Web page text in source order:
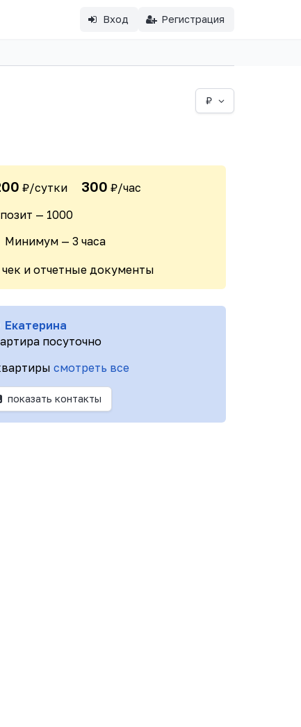
Вход Регистрация
₽
₽/сутки 300 ₽/час
— 1000
Минимум — 3 часа
чек и отчетные документы
Екатерина
посуточно
смотреть все
показать контакты